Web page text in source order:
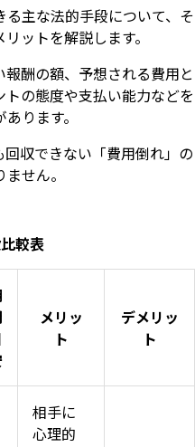
主な法的手段について、そ
ットを解説します。
酬の額、予想される費用と
の態度や支払い能力などを
ります。
収できない「費用倒れ」の
せん。
較表
メリッ
ト
デメリッ
ト
相手に
心理的
登録